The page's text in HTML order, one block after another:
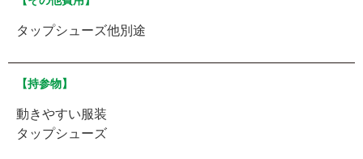
タップシューズ他別途
【持参物】
動きやすい服装
タップシューズ